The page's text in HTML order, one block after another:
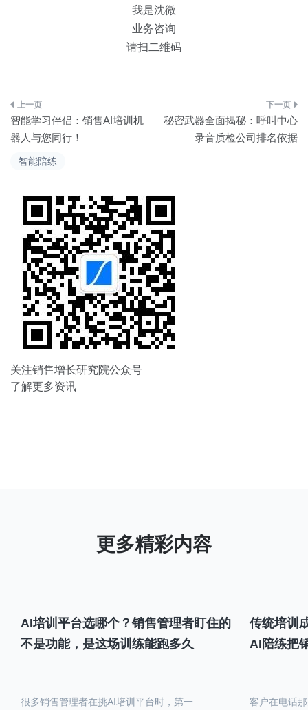
智能陪练
我是沈微
业务咨询
请扫二维码
文
章
导
智能学习伴侣：销售AI培训机
器人与您同行！
秘密武器全面揭秘：呼叫中心
录音质检公司排名依据
关注销售增长研究院公众号
了解更多资讯
AI培训平台选哪个？销售管理者盯住的
不是功能，是这场训练能跑多久
很多销售管理者在挑AI培训平台时，第一
传统培训
AI陪练把
客户在电话